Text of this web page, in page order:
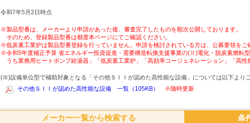
令和7年5月2日時点
※製品型番は、メーカーより申請があった後、審査完了したものを順次公開しております。
そのため、登録製品型番は都度本ページにてご確認ください。
※低炭素工業炉は製品型番登録を行っていません。申請を検討されている方は、公募要領をご
※令和5年度補正予算 省エネルギー投資促進・需要構造転換支援事業の(Ⅱ)電化・脱炭素燃転
うち業務用ヒートポンプ給湯器」「低炭素工業炉」「高効率コージェネレーション」「高性
(Ⅲ)設備単位型で補助対象となる「その他ＳＩＩが認めた高性能な設備」については以下より
その他ＳＩＩが認めた高性能な設備 一覧（105KB）
※随時更新
メーカー一覧から検索する 条